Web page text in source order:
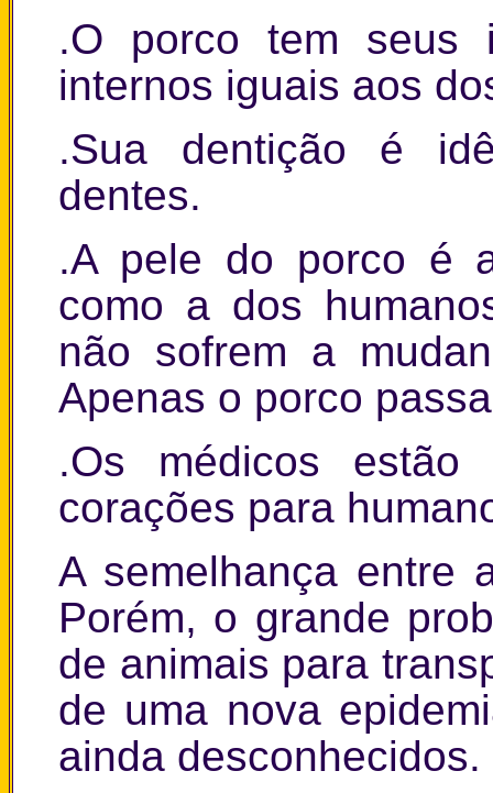
.O porco tem seus
internos iguais aos
.Sua dentição é
dentes.
.A pele do porco é
como a dos
não sofrem a
Apenas o porco
.Os médicos estão
corações para
A semelhança entre
Porém, o grande
de animais para
de uma nova
ainda desconhecidos.